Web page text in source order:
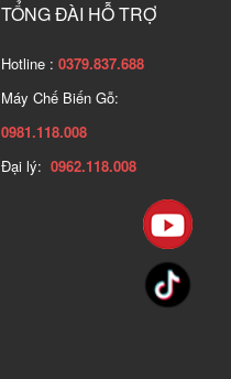
TỔNG ĐÀI HỖ TRỢ
Hotline : 0379.837.688
Máy Chế Biến Gỗ:
0981.118.008
Đại lý: 0962.118.008